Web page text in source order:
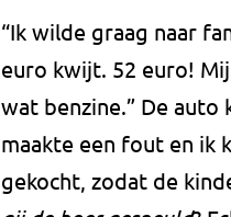
“Ik wilde graag naar
euro kwijt. 52 euro!
wat benzine.” De
maakte een fout en ik
gekocht, zodat de